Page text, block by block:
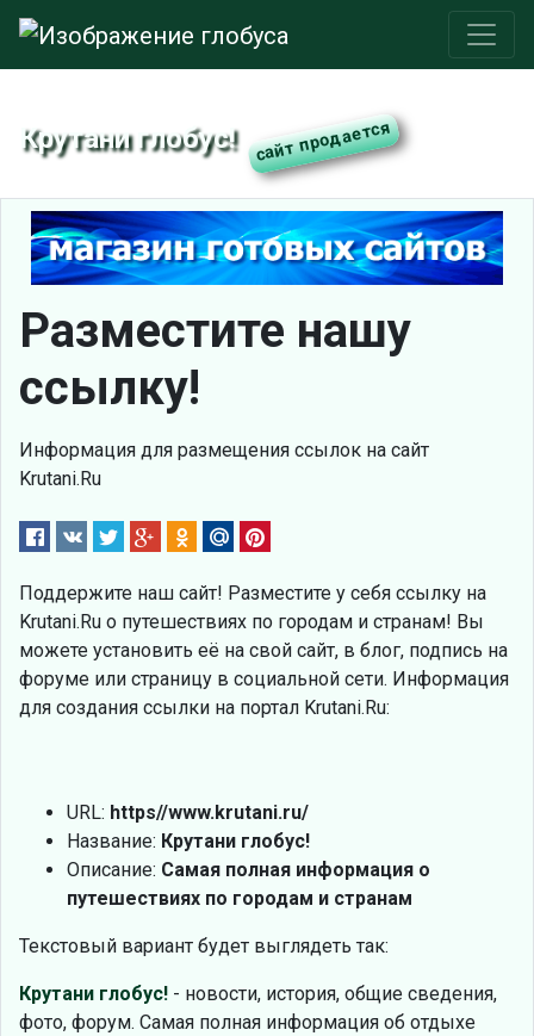
Крутани глобус!
Разместите нашу
ссылку!
Информация для размещения ссылок на сайт
Krutani.Ru
Поддержите наш сайт! Разместите у себя ссылку на
Krutani.Ru о путешествиях по городам и странам! Вы
можете установить её на свой сайт, в блог, подпись на
форуме или страницу в социальной сети. Информация
для создания ссылки на портал Krutani.Ru:
URL: https//www.krutani.ru/
Название: Крутани глобус!
Описание: Самая полная информация о
путешествиях по городам и странам
Текстовый вариант будет выглядеть так:
Крутани глобус! - новости, история, общие сведения,
фото, форум. Самая полная информация об отдыхе